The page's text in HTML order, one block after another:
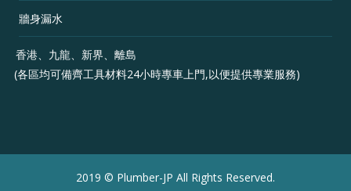
牆身漏水
香港、九龍、新界、離島
(各區均可備齊工具材料24小時專車上門,以便提供專業服務)
2019 © Plumber-JP All Rights Reserved.